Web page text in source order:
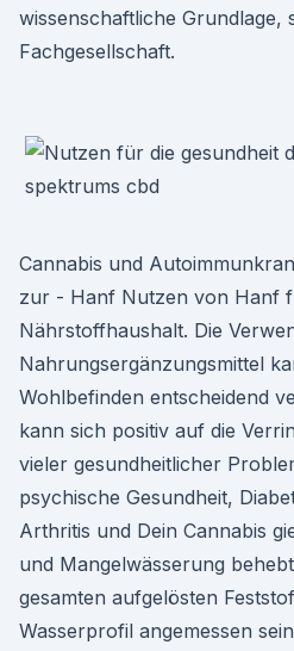
wissenschaftliche Grundlage,
Fachgesellschaft.
Cannabis und
zur - Hanf Nutzen von Hanf
Nährstoffhaushalt. Die
Nahrungsergänzungsmittel
Wohlbefinden entscheidend
kann sich positiv auf die
vieler gesundheitlicher
psychische Gesundheit,
Arthritis und Dein Cannabis
und Mangelwässerung
gesamten aufgelösten
Wasserprofil angemessen